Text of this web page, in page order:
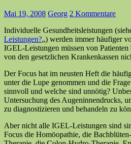
Mai 19, 2008 Georg 2 Kommentare
Individuelle Gesundheitsleistungen
Leistungen?„) werden immer häufiger
IGEL-Leistungen müssen von
von den gesetzlichen Krankenkassen
Der Focus hat im neusten Heft die
unter die Lupe genommen und die
sinnvoll und welche sind unnötig?
Untersuchung des Augeninnendrucks,
zu diagnostizieren und behandeln zu
Aber nicht alle IGEL-Leistungen sind
Focus die Homöopathie, die